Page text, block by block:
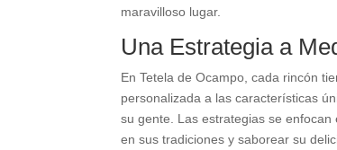
maravilloso lugar.
Una Estrategia a
En Tetela de Ocampo, cada rincón
personalizada a las características
su gente. Las estrategias se
en sus tradiciones y saborear su